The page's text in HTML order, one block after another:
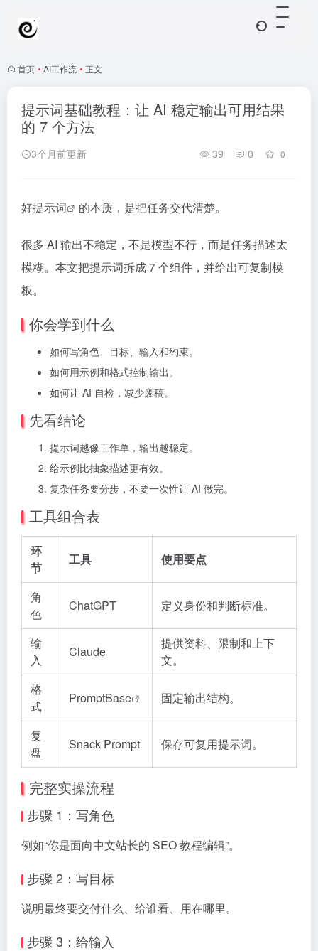
首页 • AI工作流 • 正文
提示词基础教程：让 AI 稳定输出可用结果
的 7 个方法
3个月前更新 39 0 0
好提示词 的本质，是把任务交代清楚。
很多 AI 输出不稳定，不是模型不行，而是任务描述太
模糊。本文把提示词拆成 7 个组件，并给出可复制模
板。
你会学到什么
如何写角色、目标、输入和约束。
如何用示例和格式控制输出。
如何让 AI 自检，减少废稿。
先看结论
提示词越像工作单，输出越稳定。
给示例比抽象描述更有效。
复杂任务要分步，不要一次性让 AI 做完。
工具组合表
环
节
工具 使用要点
角
色
ChatGPT 定义身份和判断标准。
输
入
Claude
提供资料、限制和上下
文。
格
式
PromptBase 固定输出结构。
复
盘
Snack Prompt 保存可复用提示词。
完整实操流程
步骤 1：写角色
例如“你是面向中文站长的 SEO 教程编辑”。
步骤 2：写目标
说明最终要交付什么、给谁看、用在哪里。
步骤 3：给输入